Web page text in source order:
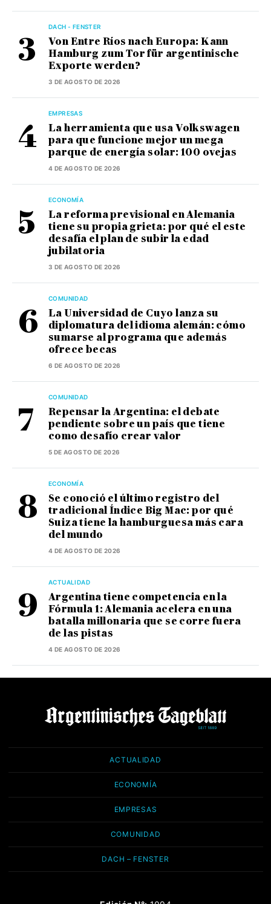
DACH - FENSTER
Von Entre Ríos nach Europa: Kann
Hamburg zum Tor für argentinische
Exporte werden?
3 DE AGOSTO DE 2026
EMPRESAS
La herramienta que usa Volkswagen
para que funcione mejor un mega
parque de energía solar: 100 ovejas
4 DE AGOSTO DE 2026
ECONOMÍA
La reforma previsional en Alemania
tiene su propia grieta: por qué el este
desafía el plan de subir la edad
jubilatoria
3 DE AGOSTO DE 2026
COMUNIDAD
La Universidad de Cuyo lanza su
diplomatura del idioma alemán: cómo
sumarse al programa que además
ofrece becas
6 DE AGOSTO DE 2026
COMUNIDAD
Repensar la Argentina: el debate
pendiente sobre un país que tiene
como desafío crear valor
5 DE AGOSTO DE 2026
ECONOMÍA
Se conoció el último registro del
tradicional Índice Big Mac: por qué
Suiza tiene la hamburguesa más cara
del mundo
4 DE AGOSTO DE 2026
ACTUALIDAD
Argentina tiene competencia en la
Fórmula 1: Alemania acelera en una
batalla millonaria que se corre fuera
de las pistas
4 DE AGOSTO DE 2026
ACTUALIDAD
ECONOMÍA
EMPRESAS
COMUNIDAD
DACH – FENSTER